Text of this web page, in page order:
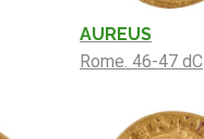
AUREUS
Rome. 46-47 dC